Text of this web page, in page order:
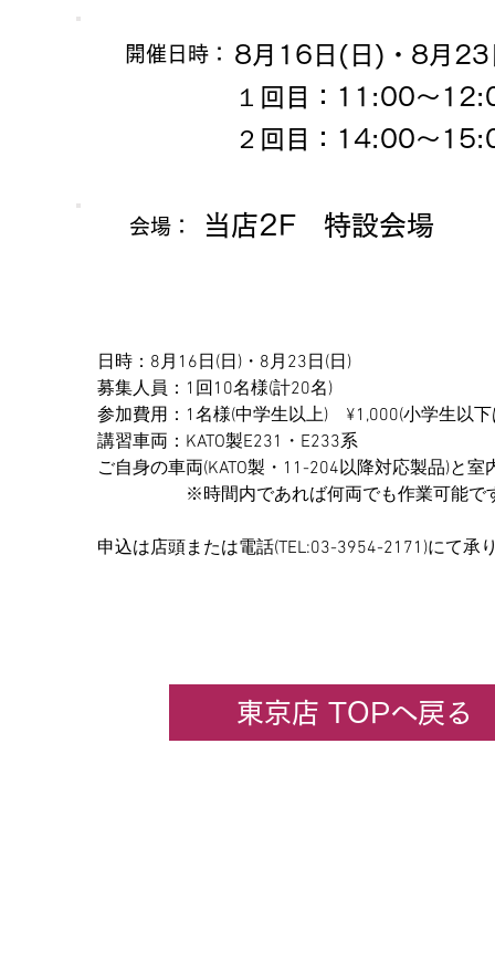
​開催日時：
8月16日(日)・8月23
１回目：11:00～
２回目：14:00～
当店2F 特設会場
会場：
日時：8月16日(日)・8月23日(日)
募集人員：1回10名様(計20名)
参加費用：1名様(中学生以上)　¥1,000(小学生以
講習車両：KATO製E231・E233系
ご自身の車両(KATO製・11-204以降対応製品)と
※時間内であれば何両でも作業可能です
申込は店頭または電話(TEL:03-3954-2171)にて承
東京店 TOPへ戻る